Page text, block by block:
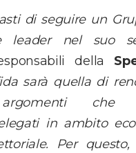
di seguire un
leader nel suo
della
sarà quella di
che
in ambito
Per questo,